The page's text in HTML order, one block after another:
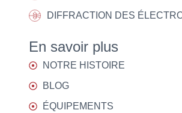
DIFFRACTION DES
En savoir plus
NOTRE HISTOIRE
BLOG
ÉQUIPEMENTS